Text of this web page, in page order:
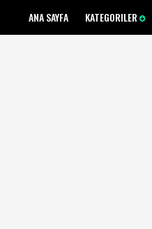
ANA SAYFA KATEGORILER